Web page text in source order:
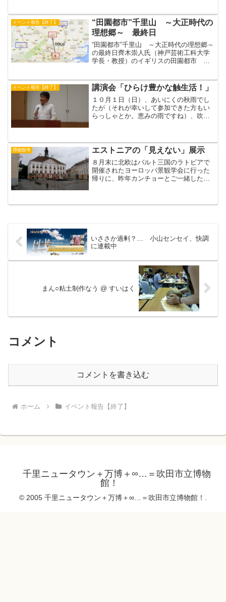
ニュータウンの計画から実施、入居と映
画は進みました。（「ひら...
イベント報告【終了】
“田園都市”千里山 ～大正時代の
理想郷～ 最終日
“田園都市”千里山 ～大正時代の理想郷～
の最終日齊木崇人氏（神戸芸術工科大学
学長・教授）のイギリスの田園都市 レ
イベント報告【終了】 講演会「ひらけ豊かな触生活！」
１０月１日（日）、あいにくの秋雨でし
たが（それが幸いして参加できた方もい
らっしゃとか。恵みの雨ですね）、吹田
浩二郎先生のご講演「ひ...
博物館考 エストニアの「見えない」展示
８月末に北欧はバルト三国のラトビアで
開催されたヨーロッパ景観学会に行った
帰りに、昨年カンチョーとご一緒したお
に、カーディガンがいる涼しさ。もう移
いささか過剰？… 小山センセイ、快調
に連載中
まん○粘土制作なう @ すいはく
コメント
コメントを書き込む
ホーム イベント報告【終了】
千里ニュータウン＋万博＋∞…＝吹田市立博物
館！
© 2005 千里ニュータウン＋万博＋∞…＝吹田市立博物館！.